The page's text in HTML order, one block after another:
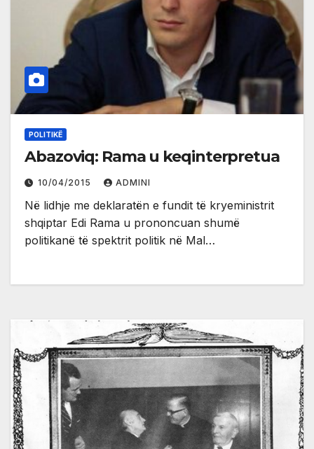
POLITIKË
Abazoviq: Rama u keqinterpretua
10/04/2015 ADMINI
Në lidhje me deklaratën e fundit të kryeministrit
shqiptar Edi Rama u prononcuan shumë
politikanë të spektrit politik në Mal…